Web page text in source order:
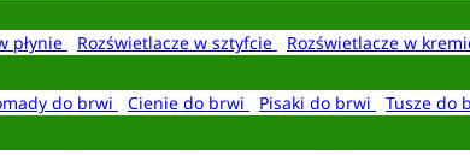
płynie Rozświetlacze w sztyfcie Rozświetlacze w
do brwi Cienie do brwi Pisaki do brwi Tusze do